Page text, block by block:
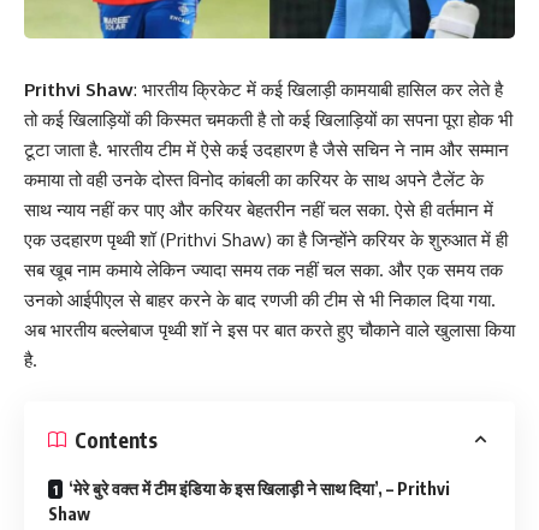
Prithvi Shaw: भारतीय क्रिकेट में कई खिलाड़ी कामयाबी हासिल कर लेते है
तो कई खिलाड़ियों की किस्मत चमकती है तो कई खिलाड़ियों का सपना पूरा होक भी
टूटा जाता है. भारतीय टीम में ऐसे कई उदहारण है जैसे सचिन ने नाम और सम्मान
कमाया तो वही उनके दोस्त विनोद कांबली का करियर के साथ अपने टैलेंट के
साथ न्याय नहीं कर पाए और करियर बेहतरीन नहीं चल सका. ऐसे ही वर्तमान में
एक उदहारण पृथ्वी शॉ (Prithvi Shaw) का है जिन्होंने करियर के शुरुआत में ही
सब खूब नाम कमाये लेकिन ज्यादा समय तक नहीं चल सका. और एक समय तक
उनको आईपीएल से बाहर करने के बाद रणजी की टीम से भी निकाल दिया गया.
अब भारतीय बल्लेबाज पृथ्वी शॉ ने इस पर बात करते हुए चौकाने वाले खुलासा किया
है.
Contents
‘मेरे बुरे वक्त में टीम इंडिया के इस खिलाड़ी ने साथ दिया’, – Prithvi
Shaw